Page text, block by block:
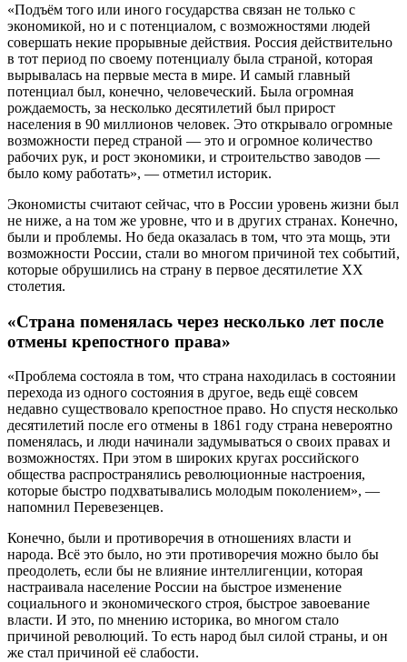
«Подъём того или иного государства связан не только с
экономикой, но и с потенциалом, с возможностями людей
совершать некие прорывные действия. Россия действительно
в тот период по своему потенциалу была страной, которая
вырывалась на первые места в мире. И самый главный
потенциал был, конечно, человеческий. Была огромная
рождаемость, за несколько десятилетий был прирост
населения в 90 миллионов человек. Это открывало огромные
возможности перед страной — это и огромное количество
рабочих рук, и рост экономики, и строительство заводов —
было кому работать», — отметил историк.
Экономисты считают сейчас, что в России уровень жизни был
не ниже, а на том же уровне, что и в других странах. Конечно,
были и проблемы. Но беда оказалась в том, что эта мощь, эти
возможности России, стали во многом причиной тех событий,
которые обрушились на страну в первое десятилетие XX
столетия.
«Страна поменялась через несколько лет после
отмены крепостного права»
«Проблема состояла в том, что страна находилась в состоянии
перехода из одного состояния в другое, ведь ещё совсем
недавно существовало крепостное право. Но спустя несколько
десятилетий после его отмены в 1861 году страна невероятно
поменялась, и люди начинали задумываться о своих правах и
возможностях. При этом в широких кругах российского
общества распространялись революционные настроения,
которые быстро подхватывались молодым поколением», —
напомнил Перевезенцев.
Конечно, были и противоречия в отношениях власти и
народа. Всё это было, но эти противоречия можно было бы
преодолеть, если бы не влияние интеллигенции, которая
настраивала население России на быстрое изменение
социального и экономического строя, быстрое завоевание
власти. И это, по мнению историка, во многом стало
причиной революций. То есть народ был силой страны, и он
же стал причиной её слабости.